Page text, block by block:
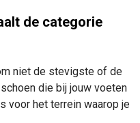
de categorie
niet de stevigste of de
die bij jouw voeten
voor het terrein waarop je